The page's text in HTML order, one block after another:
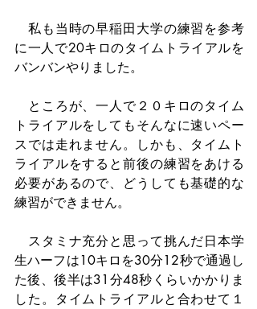
私も当時の早稲田大学の練習を参考
に一人で20キロのタイムトライアルを
バンバンやりました。
ところが、一人で２０キロのタイム
トライアルをしてもそんなに速いペー
スでは走れません。しかも、タイムト
ライアルをすると前後の練習をあける
必要があるので、どうしても基礎的な
練習ができません。
スタミナ充分と思って挑んだ日本学
生ハーフは10キロを30分12秒で通過し
た後、後半は31分48秒くらいかかりま
した。タイムトライアルと合わせて１